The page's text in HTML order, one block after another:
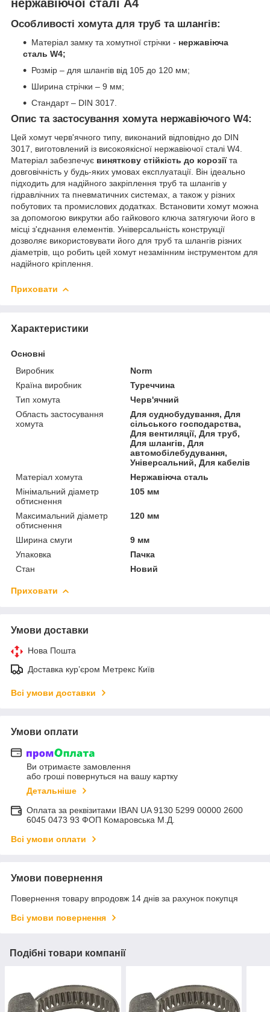
нержавіючої сталі А4
Особливості хомута для труб та шлангів:
Матеріал замку та хомутної стрічки - нержавіюча
сталь W4;
Розмір – для шлангів від 105 до 120 мм;
Ширина стрічки – 9 мм;
Стандарт – DIN 3017.
Опис та застосування хомута нержавіючого W4:
Цей хомут черв'ячного типу, виконаний відповідно до DIN
3017, виготовлений із високоякісної нержавіючої сталі W4.
Матеріал забезпечує виняткову стійкість до корозіїта
довговічність у будь-яких умовах експлуатації. Він ідеально
підходить для надійного закріплення труб та шлангів у
гідравлічних та пневматичних системах, а також у різних
побутових та промислових додатках. Встановити хомут можна
за допомогою викрутки або гайкового ключа затягуючи його в
місці з'єднання елементів. Універсальність конструкції
дозволяє використовувати його для труб та шлангів різних
діаметрів, що робить цей хомут незамінним інструментом для
надійного кріплення.
Приховати
Характеристики
Основні
Виробник
Norm
Країна виробник
Туреччина
Тип хомута
Черв'ячний
Область застосування
хомута
Для суднобудування, Для
сільського господарства,
Для вентиляції, Для труб,
Для шлангів, Для
автомобілебудування,
Універсальний, Для кабелів
Матеріал хомута
Нержавіюча сталь
Мінімальний діаметр
обтиснення
105 мм
Максимальний діаметр
обтиснення
120 мм
Ширина смуги
9 мм
Упаковка
Пачка
Стан
Новий
Приховати
Умови доставки
Нова Пошта
Доставка курʼєром Метрекс Київ
Всі умови доставки
Умови оплати
Ви отримаєте замовлення
або гроші повернуться на вашу картку
Детальніше
Оплата за реквізитами IBAN UA 9130 5299 00000 2600
6045 0473 93 ФОП Комаровська М.Д.
Всі умови оплати
Умови повернення
Повернення товару впродовж 14 днів за рахунок покупця
Всі умови повернення
Подібні товари компанії